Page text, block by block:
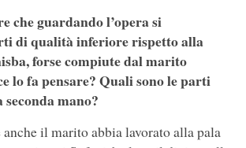
che guardando l’opera si
di qualità inferiore rispetto alla
forse compiute dal marito
lo fa pensare? Quali sono le parti
mano?
il marito abbia lavorato alla pala